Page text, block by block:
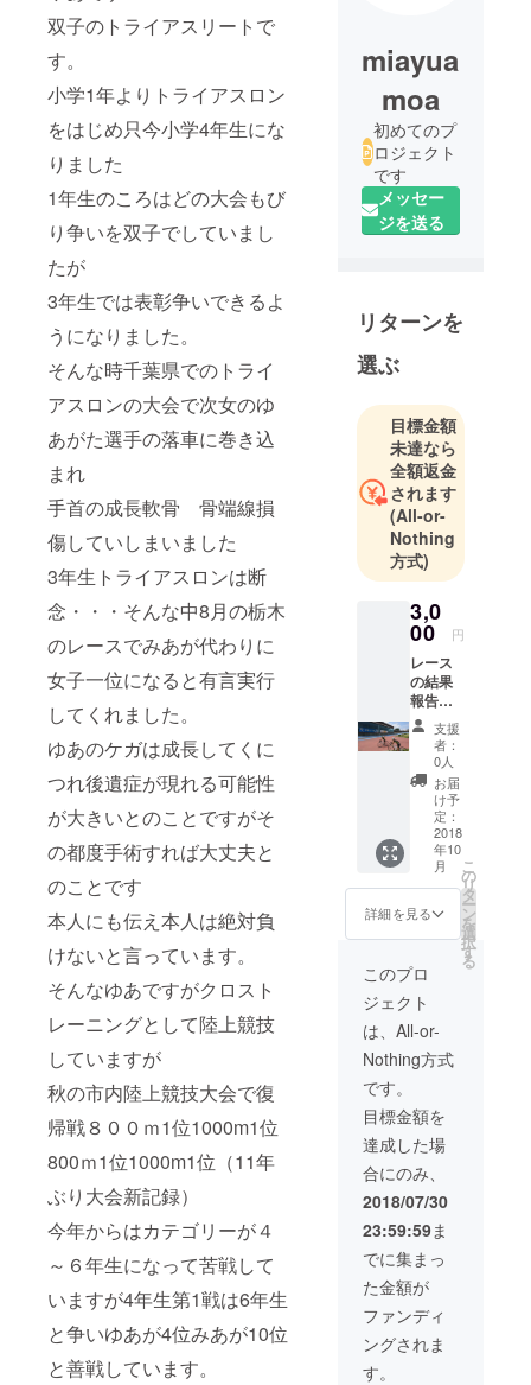
双子のトライアスリートで
す。
小学1年よりトライアスロン
をはじめ只今小学4年生にな
りました
1年生のころはどの大会もび
り争いを双子でしていまし
たが
3年生では表彰争いできるよ
うになりました。
そんな時千葉県でのトライ
アスロンの大会で次女のゆ
あがた選手の落車に巻き込
まれ
手首の成長軟骨 骨端線損
傷していしまいました
3年生トライアスロンは断
念・・・そんな中8月の栃木
のレースでみあが代わりに
女子一位になると有言実行
してくれました。
ゆあのケガは成長してくに
つれ後遺症が現れる可能性
が大きいとのことですがそ
の都度手術すれば大丈夫と
のことです
本人にも伝え本人は絶対負
けないと言っています。
そんなゆあですがクロスト
レーニングとして陸上競技
していますが
秋の市内陸上競技大会で復
帰戦８００ｍ1位1000m1位
800ｍ1位1000m1位（11年
ぶり大会新記録）
今年からはカテゴリーが４
～６年生になって苦戦して
いますが4年生第1戦は6年生
と争いゆあが4位みあが10位
と善戦しています。
miayua
moa
初めてのプ
ロジェクト
です
メッセー
ジを送る
リターンを
選ぶ
目標金額
未達なら
全額返金
されます
(All-or-
Nothing
方式)
3,0
00 円
レース
の結果
報告と
画像支援
者：
0人
お届
け予
定：
2018
年10
月
詳細を見る
こ
の
リ
タ
ー
ン
を
選
択
す
る
このプロ
ジェクト
は、All-or-
Nothing方式
です。
目標金額を
達成した場
合にのみ、
2018/07/30
23:59:59ま
でに集まっ
た金額が
ファンディ
ングされま
す。